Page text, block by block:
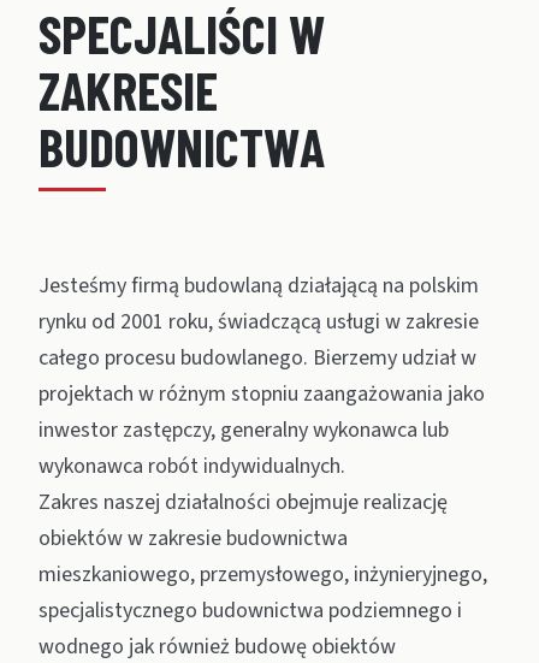
SPECJALIŚCI W
ZAKRESIE
BUDOWNICTWA
Jesteśmy firmą budowlaną działającą na polskim
rynku od 2001 roku, świadczącą usługi w zakresie
całego procesu budowlanego. Bierzemy udział w
projektach w różnym stopniu zaangażowania jako
inwestor zastępczy, generalny wykonawca lub
wykonawca robót indywidualnych.
Zakres naszej działalności obejmuje realizację
obiektów w zakresie budownictwa
mieszkaniowego, przemysłowego, inżynieryjnego,
specjalistycznego budownictwa podziemnego i
wodnego jak również budowę obiektów